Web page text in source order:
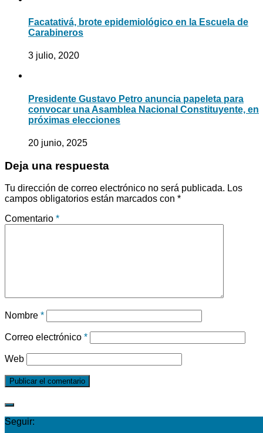
Facatativá, brote epidemiológico en la Escuela de
Carabineros
3 julio, 2020
Presidente Gustavo Petro anuncia papeleta para
convocar una Asamblea Nacional Constituyente, en
próximas elecciones
20 junio, 2025
Deja una respuesta
Tu dirección de correo electrónico no será publicada. Los
campos obligatorios están marcados con *
Comentario *
Nombre *
Correo electrónico *
Web
Seguir: